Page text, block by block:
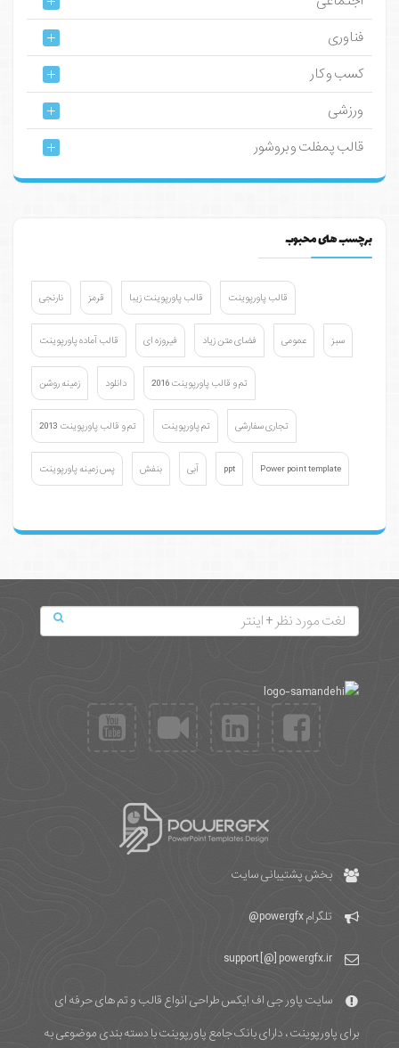
فناوری
کسب و کار
ورزشی
قالب پمفلت و بروشور
برچسب های محبوب
نارنجی قرمز قالب پاورپوینت زیبا قالب پاورپوینت
قالب آماده پاورپوینت فیروزه ای فضای متن زیاد عمومی سبز
زمینه روشن دانلود تم و قالب پاورپوینت 2016
تم و قالب پاورپوینت 2013 تم پاورپوینت تجاری سفارشی
پس زمینه پاورپوینت بنفش آبی ppt Power point template
بخش پشتیبانی سایت
تلگرامpowergfx@
سایت پاور جی اف ایکس طراحی انواع قالب و تم های حرفه ای
برای پاورپوینت ، دارای بانک جامع پاورپوینت با دسته بندی موضوعی به